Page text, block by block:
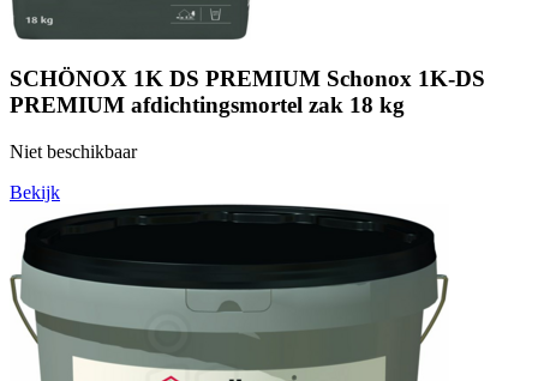
SCHÖNOX 1K DS PREMIUM Schonox 1K-DS
PREMIUM afdichtingsmortel zak 18 kg
Niet beschikbaar
Bekijk